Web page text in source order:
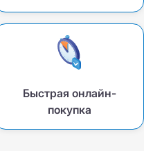
Быстрая онлайн-
покупка